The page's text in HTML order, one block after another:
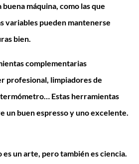
máquina, como las que
variables pueden mantenerse
bien.
complementarias
profesional, limpiadores de
Estas herramientas
un buen espresso y uno excelente.
un arte, pero también es ciencia.